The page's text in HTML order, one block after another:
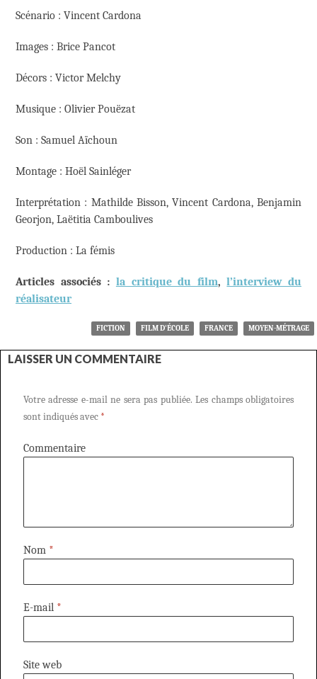
Scénario : Vincent Cardona
Images : Brice Pancot
Décors : Victor Melchy
Musique : Olivier Pouëzat
Son : Samuel Aïchoun
Montage : Hoël Sainléger
Interprétation : Mathilde Bisson, Vincent Cardona, Benjamin
Georjon, Laëtitia Camboulives
Production : La fémis
Articles associés : la critique du film,l’interview du
réalisateur
FICTION FILM D'ÉCOLE FRANCE MOYEN-MÉTRAGE
LAISSER UN COMMENTAIRE
Votre adresse e-mail ne sera pas publiée. Les champs obligatoires
sont indiqués avec *
Commentaire
Nom *
E-mail *
Site web